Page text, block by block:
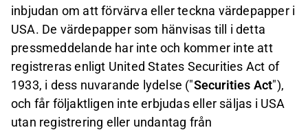
inbjudan om att förvärva eller teckna värdepapper i
USA. De värdepapper som hänvisas till i detta
pressmeddelande har inte och kommer inte att
registreras enligt United States Securities Act of
1933, i dess nuvarande lydelse ("Securities Act"),
och får följaktligen inte erbjudas eller säljas i USA
utan registrering eller undantag från